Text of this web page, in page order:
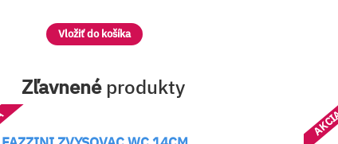
Zľavnenéprodukty